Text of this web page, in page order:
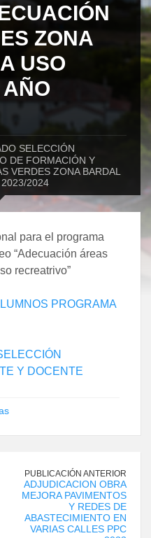
ZONA
USO
SELECCIÓN
DE FORMACIÓN Y
VERDES ZONA BARDAL
2023/2024
para el programa
“Adecuación áreas
recreatrivo”
PROGRAMA
Y DOCENTE
PUBLICACIÓN ANTERIOR
ADJUDICACION OBRA
MEJORA PAVIMENTOS
Y REDES DE
ABASTECIMIENTO EN
VARIAS CALLES PPC